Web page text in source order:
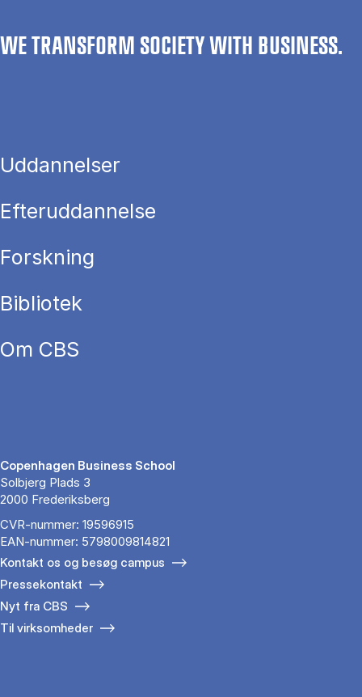
WE TRANSFORM SOCIETY WITH BUSINESS.
Uddannelser
Efteruddannelse
Forskning
Bibliotek
Om CBS
Copenhagen Business School
Solbjerg Plads 3
2000 Frederiksberg
CVR-nummer: 19596915
EAN-nummer: 5798009814821
Kontakt os og besøg campus
Pressekontakt
Nyt fra CBS
Til virksomheder